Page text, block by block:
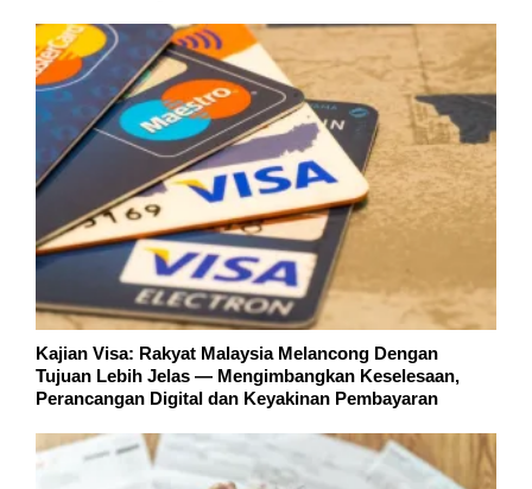
Kajian Visa: Rakyat Malaysia Melancong Dengan
Tujuan Lebih Jelas — Mengimbangkan Keselesaan,
Perancangan Digital dan Keyakinan Pembayaran